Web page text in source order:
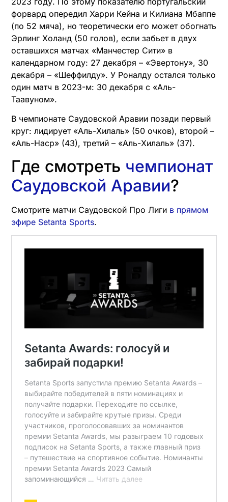
форвард опередил Харри Кейна и Килиана Мбаппе
(по 52 мяча), но теоретически его может обогнать
Эрлинг Холанд (50 голов), если забьет в двух
оставшихся матчах «Манчестер Сити» в
календарном году: 27 декабря – «Эвертону», 30
декабря – «Шеффилду». У Роналду остался только
один матч в 2023-м: 30 декабря с «Аль-
Таавуном».
В чемпионате Саудовской Аравии позади первый
круг: лидирует «Аль-Хилаль» (50 очков), второй –
«Аль-Наср» (43), третий – «Аль-Хилаль» (37).
Где смотреть чемпионат
Саудовской Аравии?
Смотрите матчи Саудовской Про Лиги в прямом
эфире Setanta Sports.